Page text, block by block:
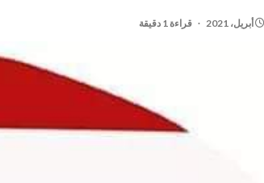
قراءة 1 دقيقة